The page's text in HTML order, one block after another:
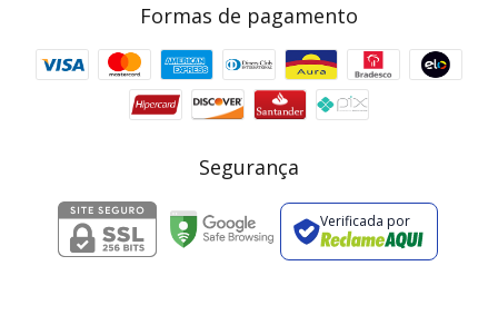
Formas de pagamento
Segurança
Verificada por
Cupom 1a compra: GANHE5
2 pecas 7% OFF